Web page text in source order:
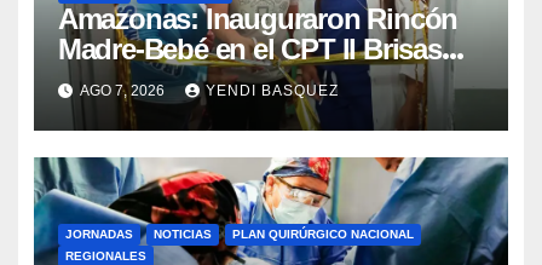
​Amazonas: Inauguraron Rincón
Madre-Bebé en el CPT II Brisas
del Aeropuerto ​Inauguraron
Rincón
AGO 7, 2026 YENDI BASQUEZ
JORNADAS NOTICIAS
PLAN QUIRÚRGICO NACIONAL
REGIONALES